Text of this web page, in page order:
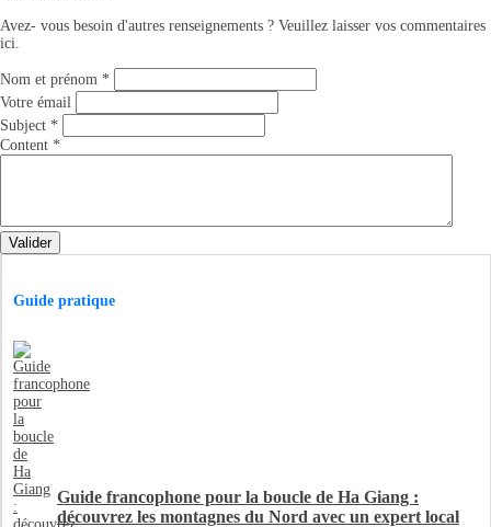
Avez- vous besoin d'autres renseignements ? Veuillez laisser vos commentaires
ici.
Nom et prénom *
Votre émail
Subject *
Content *
Valider
Guide pratique
Guide francophone pour la boucle de Ha Giang :
découvrez les montagnes du Nord avec un expert local